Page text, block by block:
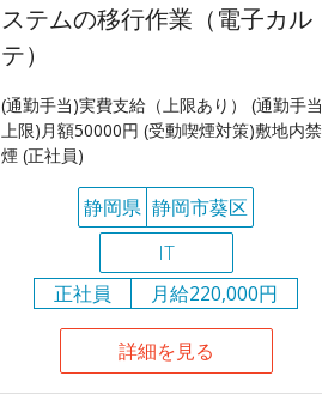
ステムの移行作業（電子カル
テ）
(通勤手当)実費支給（上限あり） (通勤手当
上限)月額50000円 (受動喫煙対策)敷地内禁
煙 (正社員)
静岡県 静岡市葵区
IT
正社員
月給220,000円
詳細を見る